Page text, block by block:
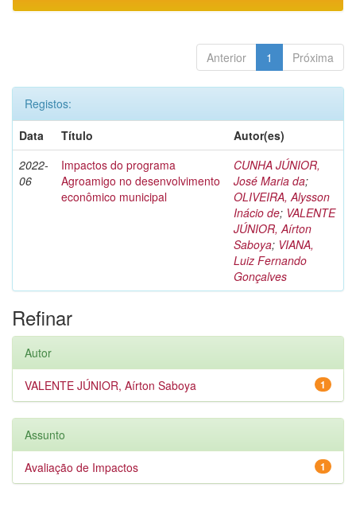
Anterior 1 Próxima
Registos:
Data
Título
Autor(es)
2022-
06
Impactos do programa
Agroamigo no desenvolvimento
econômico municipal
CUNHA JÚNIOR,
José Maria da;
OLIVEIRA, Alysson
Inácio de; VALENTE
JÚNIOR, Aírton
Saboya; VIANA,
Luiz Fernando
Gonçalves
Refinar
Autor
1
VALENTE JÚNIOR, Aírton Saboya
Assunto
1
Avaliação de Impactos